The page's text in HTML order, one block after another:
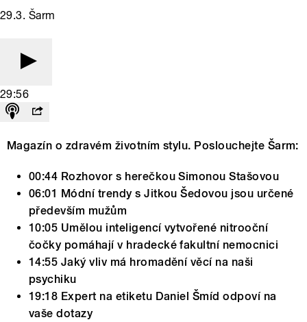
29.3. Šarm
29:56
Magazín o zdravém životním stylu. Poslouchejte Šarm:
00:44 Rozhovor s herečkou Simonou Stašovou
06:01 Módní trendy s Jitkou Šedovou jsou určené
především mužům
10:05 Umělou inteligencí vytvořené nitrooční
čočky pomáhají v hradecké fakultní nemocnici
14:55 Jaký vliv má hromadění věcí na naši
psychiku
19:18 Expert na etiketu Daniel Šmíd odpoví na
vaše dotazy